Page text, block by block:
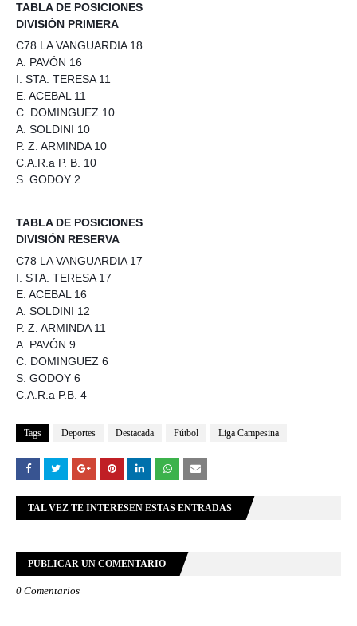
TABLA DE POSICIONES
DIVISIÓN PRIMERA
C78 LA VANGUARDIA 18
A. PAVÓN 16
I. STA. TERESA 11
E. ACEBAL 11
C. DOMINGUEZ 10
A. SOLDINI 10
P. Z. ARMINDA 10
C.A.R.a P. B. 10
S. GODOY 2
TABLA DE POSICIONES
DIVISIÓN RESERVA
C78 LA VANGUARDIA 17
I. STA. TERESA 17
E. ACEBAL 16
A. SOLDINI 12
P. Z. ARMINDA 11
A. PAVÓN 9
C. DOMINGUEZ 6
S. GODOY 6
C.A.R.a P.B. 4
Tags Deportes Destacada Fútbol Liga Campesina
TAL VEZ TE INTERESEN ESTAS ENTRADAS
PUBLICAR UN COMENTARIO
0 Comentarios